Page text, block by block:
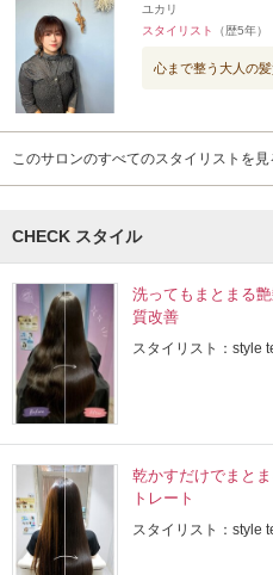
ユカリ
スタイリスト
（歴5年）
心まで整う大人の
このサロンのすべてのスタイリストを見
CHECK スタイル
洗ってもまとまる
質改善
スタイリスト：style
乾かすだけでまと
トレート
スタイリスト：style